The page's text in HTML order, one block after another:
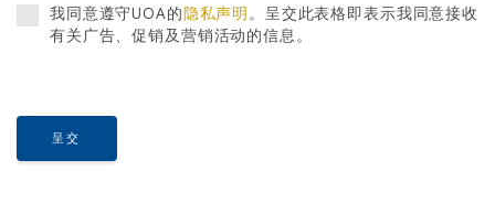
我同意遵守UOA的隐私声明 。呈交此表格即表示我同意接收
有关广告、促销及营销活动的信息。
呈交